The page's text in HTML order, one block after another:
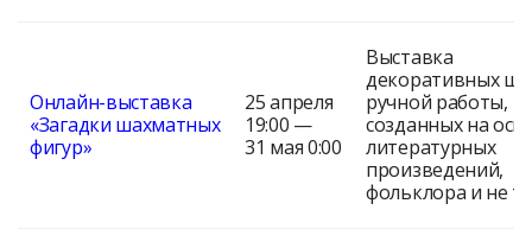
Онлайн-выставка
«Загадки шахматных
фигур»
25 апреля
19:00 —
31 мая 0:00
Выставка
декоративных
ручной работы,
созданных на
литературных
произведений,
фольклора и не